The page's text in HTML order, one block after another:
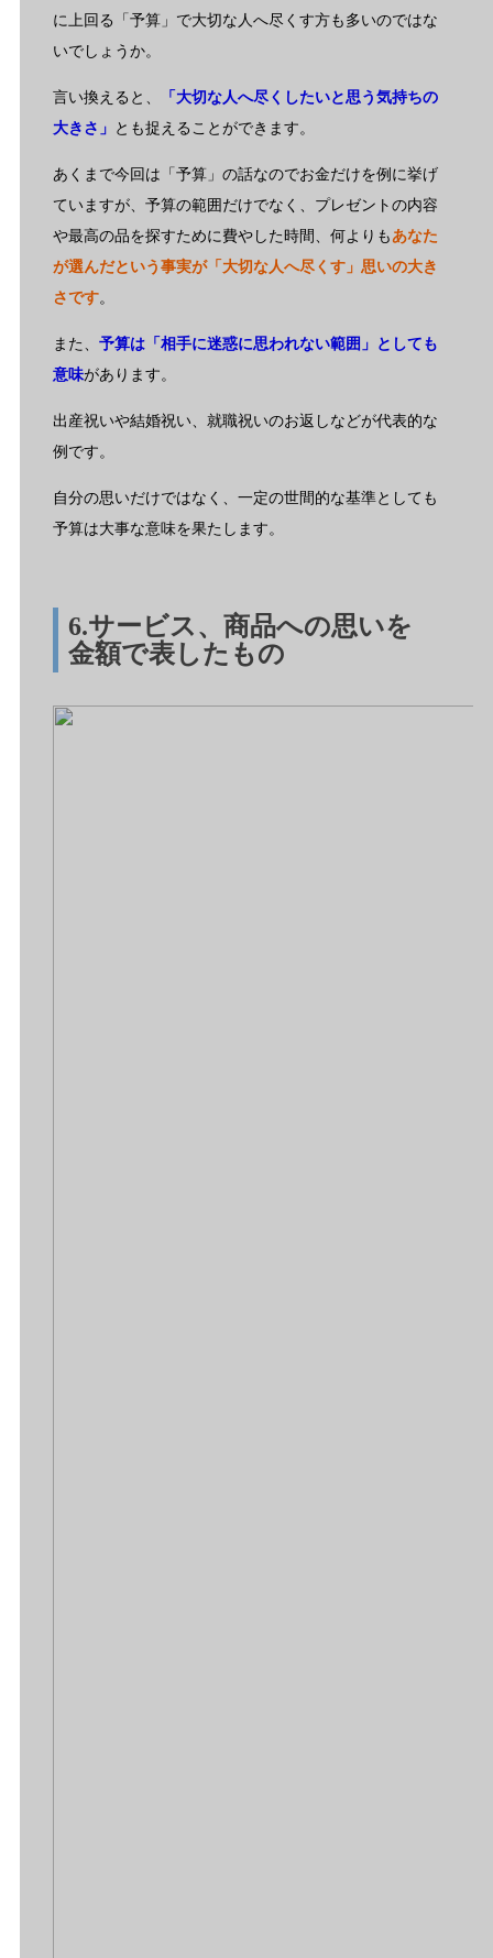
に上回る「予算」で大切な人へ尽くす方も多いのではな
いでしょうか。
言い換えると、
「大切な人へ尽くしたいと思う気持ちの
大きさ」 とも捉えることができます。
あくまで今回は「予算」の話なのでお金だけを例に挙げ
ていますが、予算の範囲だけでなく、プレゼントの内容
や最高の品を探すために費やした時間、何よりもあなた
が選んだという事実が「大切な人へ尽くす」思いの大き
さです。
また、 予算は「相手に迷惑に思われない範囲」としても
意味があります。
出産祝いや結婚祝い、就職祝いのお返しなどが代表的な
例です。
自分の思いだけではなく、一定の世間的な基準としても
予算は大事な意味を果たします。
6.サービス、商品への思いを
金額で表したもの